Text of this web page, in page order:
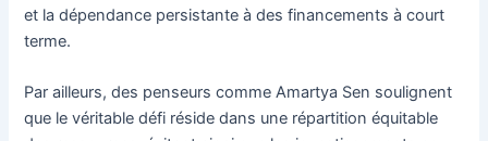
et la dépendance persistante à des financements à court
terme.
Par ailleurs, des penseurs comme Amartya Sen soulignent
que le véritable défi réside dans une répartition équitable